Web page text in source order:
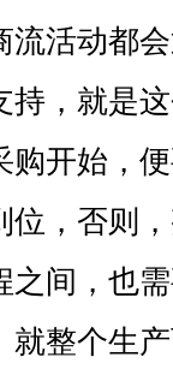
流活动都
持，就是
开始，
，否则
间，也
整个生